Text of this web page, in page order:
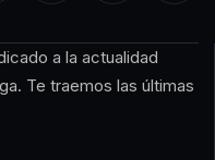
a la actualidad
Te traemos las últimas